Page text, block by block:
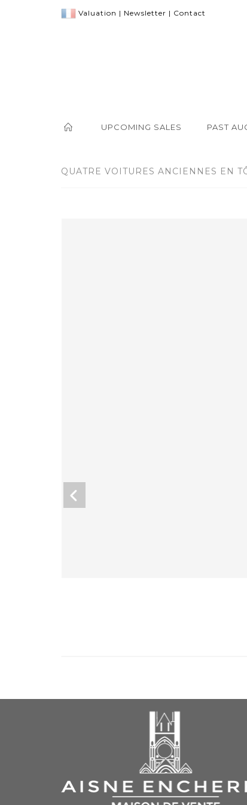
Valuation | Newsletter | Contact
UPCOMING SALES PAST
QUATRE VOITURES ANCIENNES EN